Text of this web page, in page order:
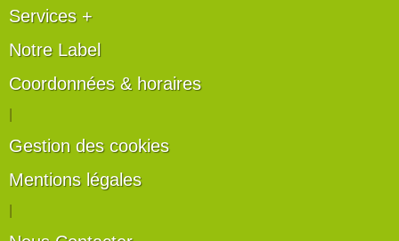
Services +
Notre Label
Coordonnées & horaires
Gestion des cookies
Mentions légales